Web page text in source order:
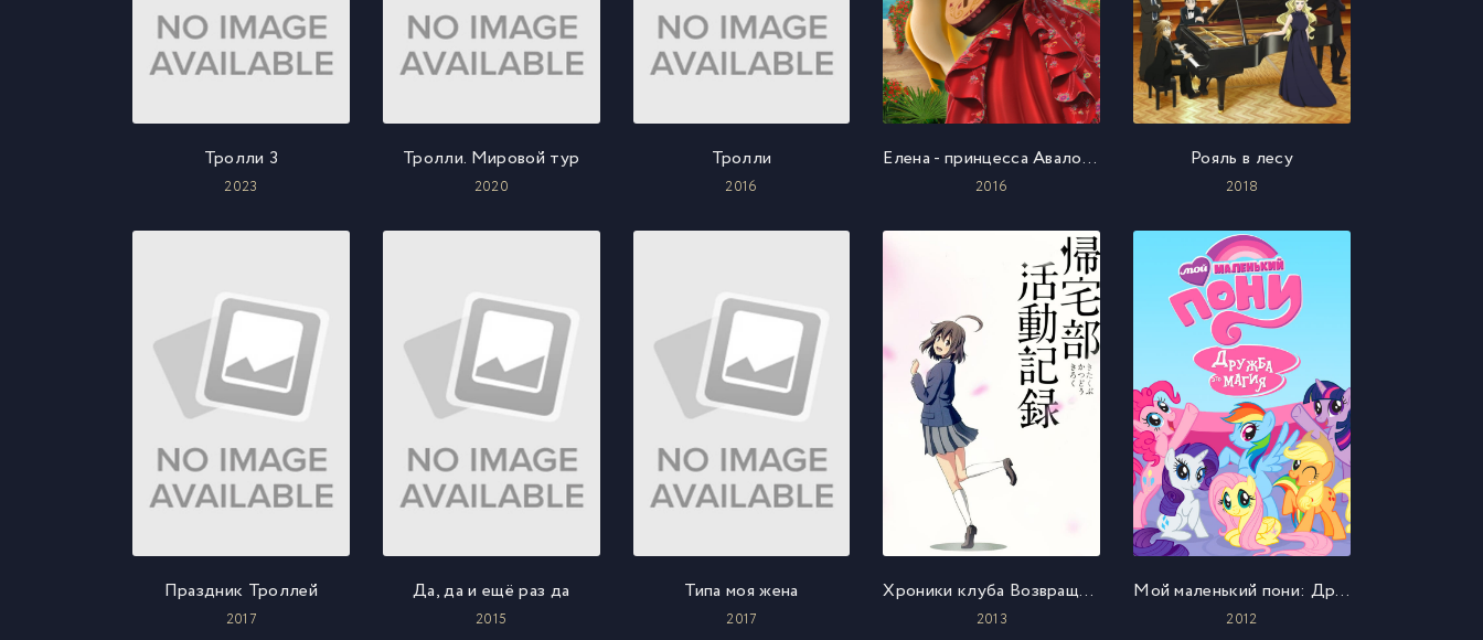
Тролли 3
2023
Тролли. Мировой тур
2020
Тролли
2016
Елена - принцесса Авалора
2016
Рояль в лесу
2018
Праздник Троллей
2017
Да, да и ещё раз да
2015
Типа моя жена
2017
Хроники клуба Возвращения домой
2013
Мой маленький пони: Дружба это магия
2012